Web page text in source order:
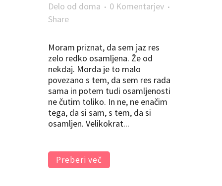
Delo od doma
0 Komentarjev
Share
Moram priznat, da sem jaz res
zelo redko osamljena. Že od
nekdaj. Morda je to malo
povezano s tem, da sem res rada
sama in potem tudi osamljenosti
ne čutim toliko. In ne, ne enačim
tega, da si sam, s tem, da si
osamljen. Velikokrat...
Preberi več